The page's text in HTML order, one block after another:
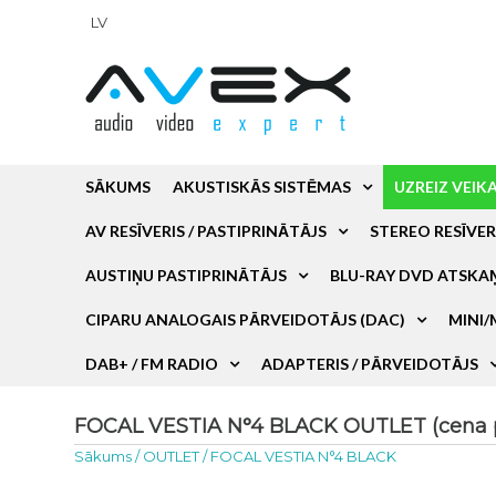
LV
SĀKUMS AKUSTISKĀS SISTĒMAS UZREIZ
AV RESĪVERIS / PASTIPRINĀTĀJS STEREO
AUSTIŅU PASTIPRINĀTĀJS BLU-RAY DVD
CIPARU ANALOGAIS PĀRVEIDOTĀJS (DAC) MINI/
DAB+ / FM RADIO ADAPTERIS / PĀRVEIDOTĀJS
FOCAL VESTIA N°4 BLACK OUTLET
Sākums/OUTLET/FOCAL VESTIA N°4 BLACK